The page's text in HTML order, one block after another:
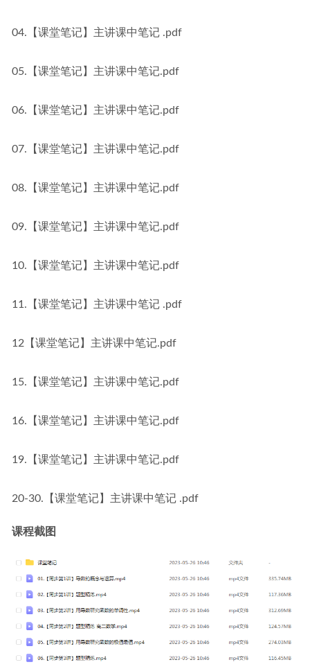
04.【课堂笔记】主讲课中笔记 .pdf
05.【课堂笔记】主讲课中笔记.pdf
06.【课堂笔记】主讲课中笔记.pdf
07.【课堂笔记】主讲课中笔记.pdf
08.【课堂笔记】主讲课中笔记.pdf
09.【课堂笔记】主讲课中笔记.pdf
10.【课堂笔记】主讲课中笔记.pdf
11.【课堂笔记】主讲课中笔记 .pdf
12【课堂笔记】主讲课中笔记.pdf
15.【课堂笔记】主讲课中笔记.pdf
16.【课堂笔记】主讲课中笔记.pdf
19.【课堂笔记】主讲课中笔记.pdf
20-30.【课堂笔记】主讲课中笔记 .pdf
课程截图